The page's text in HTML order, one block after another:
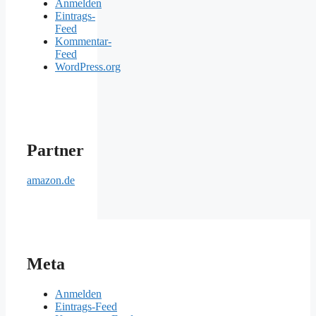
Anmelden
Eintrags-
Feed
Kommentar-
Feed
WordPress.org
Partner
amazon.de
Meta
Anmelden
Eintrags-Feed